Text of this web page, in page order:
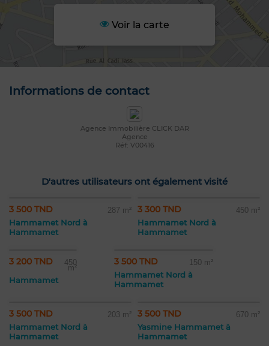
Voir la carte
Informations de contact
Agence Immobilière CLICK DAR
Agence
Réf: V00416
D'autres utilisateurs ont également visité
3 500 TND 287 m²
Hammamet Nord à
Hammamet
3 300 TND 450 m²
Hammamet Nord à
Hammamet
3 200 TND 450
m²
Hammamet
3 500 TND 150 m²
Hammamet Nord à
Hammamet
3 500 TND 203 m²
Hammamet Nord à
Hammamet
3 500 TND 670 m²
Yasmine Hammamet à
Hammamet